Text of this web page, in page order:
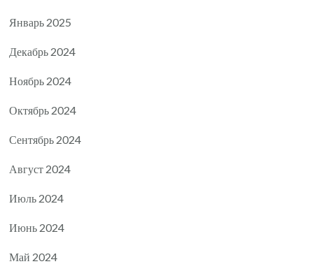
Январь 2025
Декабрь 2024
Ноябрь 2024
Октябрь 2024
Сентябрь 2024
Август 2024
Июль 2024
Июнь 2024
Май 2024